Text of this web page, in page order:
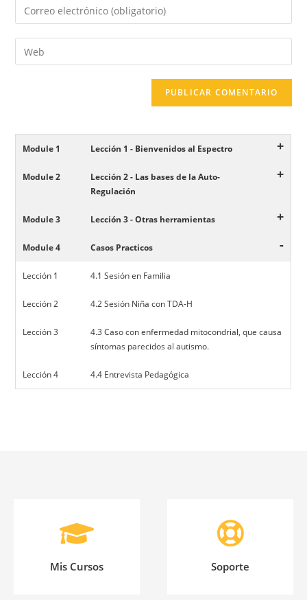
Module 1 Lección 1 - Bienvenidos al Espectro +
Module 2
Lección 2 - Las bases de la Auto-
Regulación
+
Module 3 Lección 3 - Otras herramientas +
Module 4 Casos Practicos -
Lección 1 4.1 Sesión en Familia
Lección 2 4.2 Sesión Niña con TDA-H
Lección 3
4.3 Caso con enfermedad mitocondrial, que causa
síntomas parecidos al autismo.
Lección 4 4.4 Entrevista Pedagógica
Mis Cursos Soporte